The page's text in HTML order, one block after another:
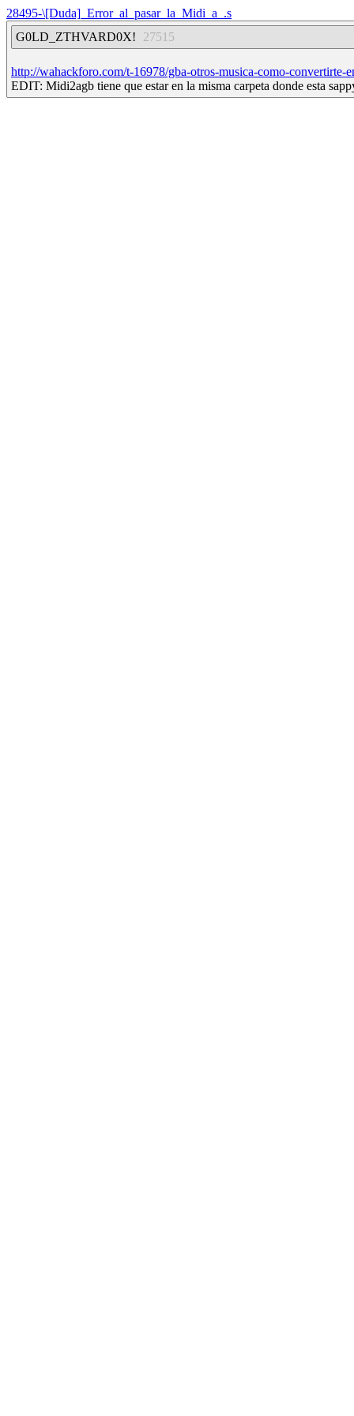
28495-\[Duda]_Error_al_pasar_la_Midi_a_.s
G0LD_ZTHVARD0X!
27515
http://wahackforo.com/t-16978/gba-otros-musica-como-convertirte-
EDIT: Midi2agb tiene que estar en la misma carpeta donde esta